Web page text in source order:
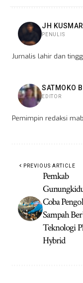
JH
PENULIS
Jurnalis lahir dan
SATMOKO
EDITOR
Pemimpin redaksi
PREVIOUS ARTICLE
Pemkab
Coba
Sampah
Teknologi
Hybrid